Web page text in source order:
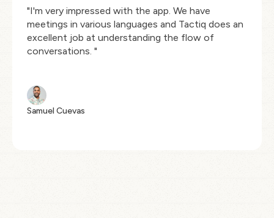
"I'm very impressed with the app. We have
meetings in various languages and Tactiq does an
excellent job at understanding the flow of
conversations. "
Samuel Cuevas